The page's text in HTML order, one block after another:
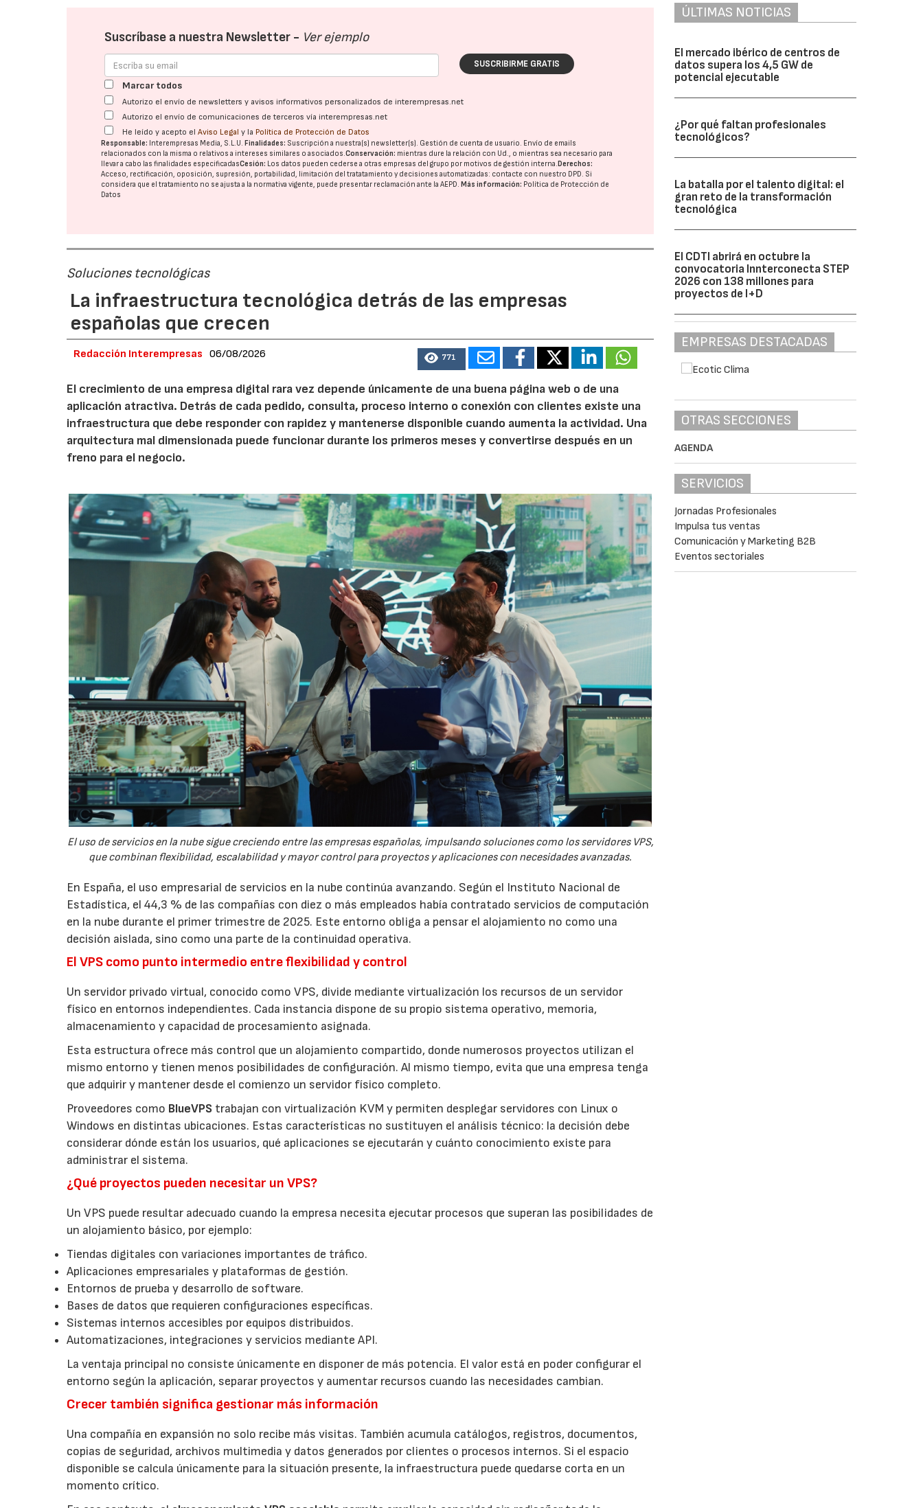
Suscríbase a nuestra Newsletter - Ver ejemplo
SUSCRIBIRME GRATIS
Marcar todos
Autorizo el envío de newsletters y avisos informativos personalizados de interempresas.net
Autorizo el envío de comunicaciones de terceros vía interempresas.net
He leído y acepto elAviso Legal y la Política de Protección de Datos
Responsable: Interempresas Media, S.L.U. Finalidades: Suscripción a nuestra(s) newsletter(s). Gestión de cuenta de usuario. Envío de emails
relacionados con la misma o relativos a intereses similares o asociados.Conservación: mientras dure la relación con Ud., o mientras sea necesario para
llevar a cabo las finalidades especificadasCesión: Los datos pueden cederse a otras empresas del grupo por motivos de gestión interna. Derechos:
Acceso, rectificación, oposición, supresión, portabilidad, limitación del tratatamiento y decisiones automatizadas: contacte con nuestro DPD. Si
considera que el tratamiento no se ajusta a la normativa vigente, puede presentar reclamación ante laAEPD. Más información: Política de Protección de
Datos
Soluciones tecnológicas
La infraestructura tecnológica detrás de las empresas
españolas que crecen
Redacción Interempresas 06/08/2026 771
El crecimiento de una empresa digital rara vez depende únicamente de una buena página web o de una
aplicación atractiva. Detrás de cada pedido, consulta, proceso interno o conexión con clientes existe una
infraestructura que debe responder con rapidez y mantenerse disponible cuando aumenta la actividad. Una
arquitectura mal dimensionada puede funcionar durante los primeros meses y convertirse después en un
freno para el negocio.
El uso de servicios en la nube sigue creciendo entre las empresas españolas, impulsando soluciones como los servidores VPS,
que combinan flexibilidad, escalabilidad y mayor control para proyectos y aplicaciones con necesidades avanzadas.
En España, el uso empresarial de servicios en la nube continúa avanzando. Según el Instituto Nacional de
Estadística, el 44,3 % de las compañías con diez o más empleados había contratado servicios de computación
en la nube durante el primer trimestre de 2025. Este entorno obliga a pensar el alojamiento no como una
decisión aislada, sino como una parte de la continuidad operativa.
El VPS como punto intermedio entre flexibilidad y control
Un servidor privado virtual, conocido como VPS, divide mediante virtualización los recursos de un servidor
físico en entornos independientes. Cada instancia dispone de su propio sistema operativo, memoria,
almacenamiento y capacidad de procesamiento asignada.
Esta estructura ofrece más control que un alojamiento compartido, donde numerosos proyectos utilizan el
mismo entorno y tienen menos posibilidades de configuración. Al mismo tiempo, evita que una empresa tenga
que adquirir y mantener desde el comienzo un servidor físico completo.
Proveedores como BlueVPS trabajan con virtualización KVM y permiten desplegar servidores con Linux o
Windows en distintas ubicaciones. Estas características no sustituyen el análisis técnico: la decisión debe
considerar dónde están los usuarios, qué aplicaciones se ejecutarán y cuánto conocimiento existe para
administrar el sistema.
¿Qué proyectos pueden necesitar un VPS?
Un VPS puede resultar adecuado cuando la empresa necesita ejecutar procesos que superan las posibilidades de
un alojamiento básico, por ejemplo:
Tiendas digitales con variaciones importantes de tráfico.
Aplicaciones empresariales y plataformas de gestión.
Entornos de prueba y desarrollo de software.
Bases de datos que requieren configuraciones específicas.
Sistemas internos accesibles por equipos distribuidos.
Automatizaciones, integraciones y servicios mediante API.
La ventaja principal no consiste únicamente en disponer de más potencia. El valor está en poder configurar el
entorno según la aplicación, separar proyectos y aumentar recursos cuando las necesidades cambian.
Crecer también significa gestionar más información
Una compañía en expansión no solo recibe más visitas. También acumula catálogos, registros, documentos,
copias de seguridad, archivos multimedia y datos generados por clientes o procesos internos. Si el espacio
disponible se calcula únicamente para la situación presente, la infraestructura puede quedarse corta en un
momento crítico.
ÚLTIMAS NOTICIAS
El mercado ibérico de centros de
datos supera los 4,5 GW de
potencial ejecutable
¿Por qué faltan profesionales
tecnológicos?
La batalla por el talento digital: el
gran reto de la transformación
tecnológica
El CDTI abrirá en octubre la
convocatoria Innterconecta STEP
2026 con 138 millones para
proyectos de I+D
EMPRESAS DESTACADAS
OTRAS SECCIONES
AGENDA
SERVICIOS
Jornadas Profesionales
Impulsa tus ventas
Comunicación y Marketing B2B
Eventos sectoriales